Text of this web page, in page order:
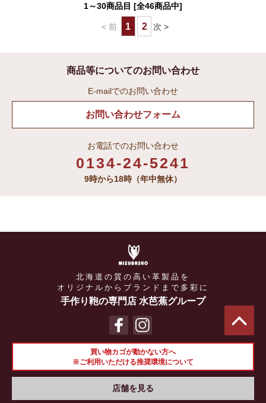
1～30商品目 [全46商品中]
< 前 1 2 次 >
商品等についてのお問い合わせ
E-mailでのお問い合わせ
お問い合わせフォーム
お電話でのお問い合わせ
0134-24-5241
9時から18時（年中無休）
北海道の質の高い革製品を
オリジナルからブランドまで多彩に
手作り鞄の専門店 水芭蕉グループ
買い物カゴが動かない方へ
※ご利用いただける推奨環境について
店舗を見る